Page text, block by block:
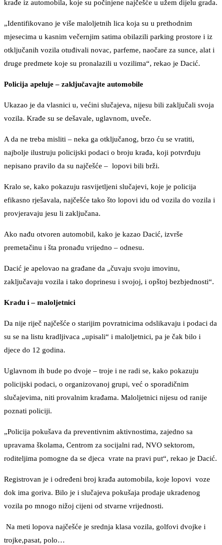
krađe iz automobila, koje su počinjene najčešće u užem dijelu grada.
„Identifikovano je više maloljetnih lica koja su u prethodnim
mjesecima u kasnim večernjim satima obilazili parking prostore i iz
otključanih vozila otuđivali novac, parfeme, naočare za sunce, alat i
druge predmete koje su pronalazili u vozilima“, rekao je Dacić.
Policija apeluje – zaključavajte automobile
Ukazao je da vlasnici u, većini slučajeva, nijesu bili zaključali svoja
vozila. Krađe su se dešavale, uglavnom, uveče.
A da ne treba misliti – neka ga otključanog, brzo ću se vratiti,
najbolje ilustruju policijski podaci o broju krađa, koji potvrđuju
nepisano pravilo da su najčešće – lopovi bili brži.
Kralo se, kako pokazuju rasvijetljeni slučajevi, koje je policija
efikasno rješavala, najčešće tako što lopovi idu od vozila do vozila i
provjeravaju jesu li zaključana.
Ako nađu otvoren automobil, kako je kazao Dacić, izvrše
premetačinu i šta pronađu vrijedno – odnesu.
Dacić je apelovao na građane da „čuvaju svoju imovinu,
zaključavaju vozila i tako doprinesu i svojoj, i opštoj bezbjednosti“.
Kradu i – maloljetnici
Da nije riječ najčešće o starijim povratnicima odslikavaju i podaci da
su se na listu kradljivaca „upisali“ i maloljetnici, pa je čak bilo i
djece do 12 godina.
Uglavnom ih bude po dvoje – troje i ne radi se, kako pokazuju
policijski podaci, o organizovanoj grupi, već o sporadičnim
slučajevima, niti provalnim krađama. Maloljetnici nijesu od ranije
poznati policiji.
„Policija pokušava da preventivnim aktivnostima, zajedno sa
upravama školama, Centrom za socijalni rad, NVO sektorom,
roditeljima pomogne da se djeca vrate na pravi put“, rekao je Dacić.
Registrovan je i određeni broj krađa automobila, koje lopovi voze
dok ima goriva. Bilo je i slučajeva pokušaja prodaje ukradenog
vozila po mnogo nižoj cijeni od stvarne vrijednosti.
Na meti lopova najčešće je srednja klasa vozila, golfovi dvojke i
trojke,pasat, polo…